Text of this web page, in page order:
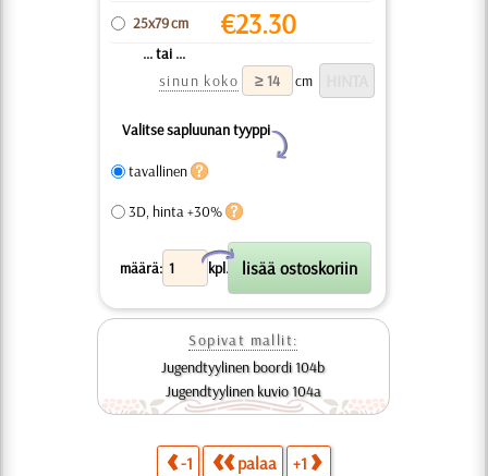
25x79 cm €23.30
... tai ...
sinun koko
cm
Valitse sapluunan tyyppi
Y
tavallinen
3D, hinta +30%
määrä: kpl.
X
Sopivat mallit:
Jugendtyylinen boordi 104b
Jugendtyylinen kuvio 104a
-1 palaa +1